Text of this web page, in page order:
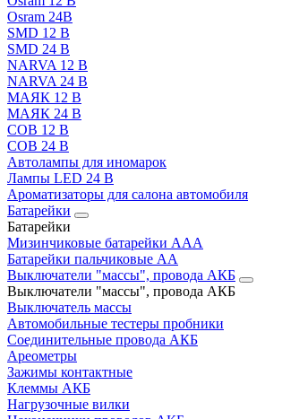
Osram 24В
SMD 12 В
SMD 24 В
NARVA 12 В
NARVA 24 В
МАЯК 12 В
МАЯК 24 В
COB 12 В
COB 24 В
Автолампы для иномарок
Лампы LED 24 B
Ароматизаторы для салона автомобиля
Батарейки
Батарейки
Мизинчиковые батарейки AAA
Батарейки пальчиковые АА
Выключатели "массы", провода АКБ
Выключатели "массы", провода АКБ
Выключатель массы
Автомобильные тестеры пробники
Соединительные провода АКБ
Ареометры
Зажимы контактные
Клеммы АКБ
Нагрузочные вилки